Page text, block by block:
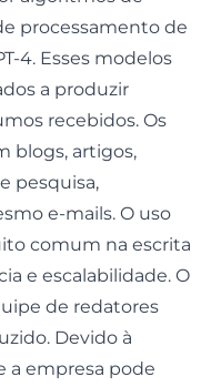
processamento de
4. Esses modelos
a produzir
recebidos. Os
blogs, artigos,
pesquisa,
e-mails. O uso
comum na escrita
e escalabilidade. O
de redatores
Devido à
a empresa pode